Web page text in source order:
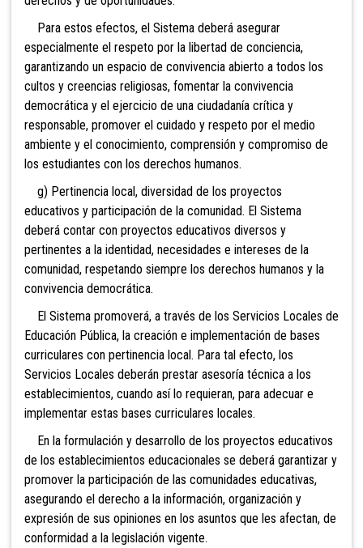
Para estos efectos, el Sistema deberá asegurar
especialmente el respeto por la libertad de conciencia,
garantizando un espacio de convivencia abierto a todos los
cultos y creencias religiosas, fomentar la convivencia
democrática y el ejercicio de una ciudadanía crítica y
responsable, promover el cuidado y respeto por el medio
ambiente y el conocimiento, comprensión y compromiso de
los estudiantes con los derechos humanos.
g) Pertinencia local, diversidad de los proyectos
educativos y participación de la comunidad. El Sistema
deberá contar con proyectos educativos diversos y
pertinentes a la identidad, necesidades e intereses de la
comunidad, respetando siempre los derechos humanos y la
convivencia democrática.
El Sistema promoverá, a través de los Servicios Locales de
Educación Pública, la creación e implementación de bases
curriculares con pertinencia local. Para tal efecto, los
Servicios Locales deberán prestar asesoría técnica a los
establecimientos, cuando así lo requieran, para adecuar e
implementar estas bases curriculares locales.
En la formulación y desarrollo de los proyectos educativos
de los establecimientos educacionales se deberá garantizar y
promover la participación de las comunidades educativas,
asegurando el derecho a la información, organización y
expresión de sus opiniones en los asuntos que les afectan, de
conformidad a la legislación vigente.